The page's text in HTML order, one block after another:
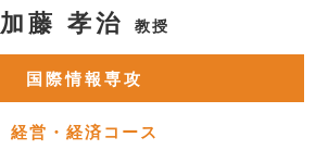
加藤 孝治 教授
国際情報専攻
経営・経済コース